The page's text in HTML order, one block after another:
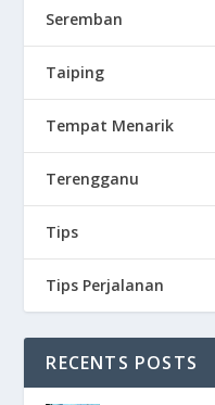
Seremban
Taiping
Tempat Menarik
Terengganu
Tips
Tips Perjalanan
RECENTS POSTS